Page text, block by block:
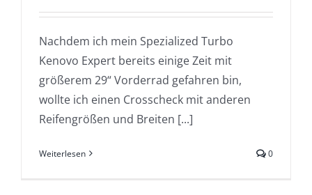
Nachdem ich mein Spezialized Turbo
Kenovo Expert bereits einige Zeit mit
größerem 29“ Vorderrad gefahren bin,
wollte ich einen Crosscheck mit anderen
Reifengrößen und Breiten [...]
Weiterlesen 0